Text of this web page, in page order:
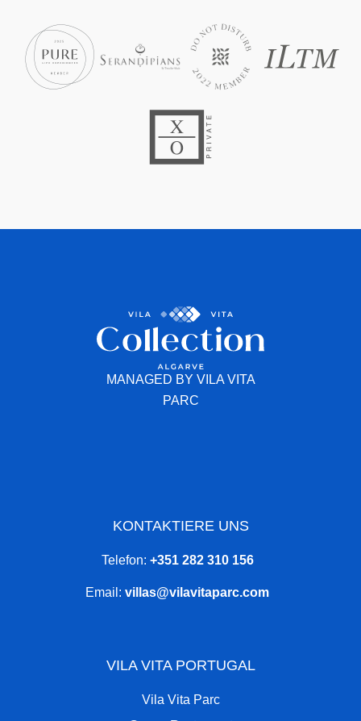
MANAGED BY VILA VITA
PARC
KONTAKTIERE UNS
Telefon: +351 282 310 156
Email: villas@vilavitaparc.com
VILA VITA PORTUGAL
Vila Vita Parc